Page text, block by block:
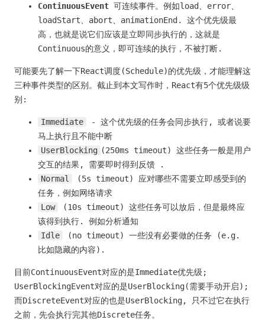
ContinuousEvent 可连续事件。例如load、error、
loadStart、abort、animationEnd. 这个优先级最
高，也就是说它们应该是立即同步执行的，这就是
Continuous的意义，即可连续的执行，不被打断.
可能要先了解一下React调度(Schedule)的优先级，才能理解这
三种事件类型的区别。截止到本文写作时，React有5个优先级级
别:
Immediate
- 这个优先级的任务会同步执行, 或者说要
马上执行且不能中断
UserBlocking (250ms timeout) 这些任务一般是用户
交互的结果, 需要即时得到反馈 .
Normal
(5s timeout) 应对哪些不需要立即感受到的
任务，例如网络请求
Low
(10s timeout) 这些任务可以放后，但是最终应
该得到执行. 例如分析通知
Idle
(no timeout) 一些没有必要做的任务 (e.g.
比如隐藏的内容).
目前ContinuousEvent对应的是Immediate优先级;
UserBlockingEvent对应的是UserBlocking(需要手动开启);
而DiscreteEvent对应的也是UserBlocking, 只不过它在执行
之前，先会执行完其他Discrete任务。